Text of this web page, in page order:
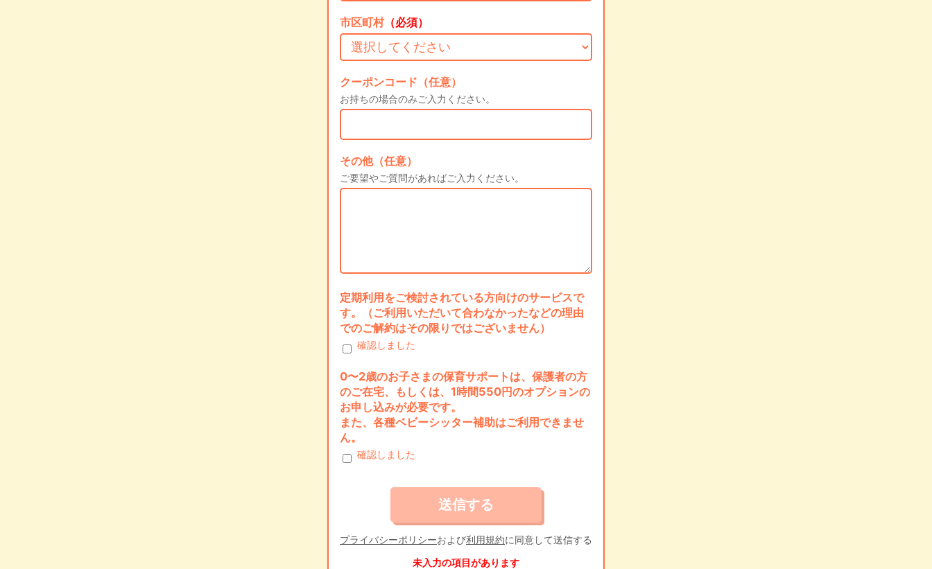
市区町村（必須）
クーポンコード（任意）
お持ちの場合のみご入力ください。
その他（任意）
ご要望やご質問があればご入力ください。
定期利用をご検討されている方向けのサービスで
す。（ご利用いただいて合わなかったなどの理由
でのご解約はその限りではございません）
確認しました
0〜2歳のお子さまの保育サポートは、保護者の方
のご在宅、もしくは、1時間550円のオプションの
お申し込みが必要です。
また、各種ベビーシッター補助はご利用できませ
ん。
確認しました
プライバシーポリシーおよび利用規約に同意して送信する
未入力の項目があります